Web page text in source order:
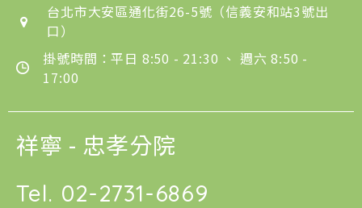
台北市大安區通化街26-5號（信義安和站3號出
口）
掛號時間：平日 8:50 - 21:30 、 週六 8:50 -
17:00
祥寧 - 忠孝分院
Tel. 02-2731-6869